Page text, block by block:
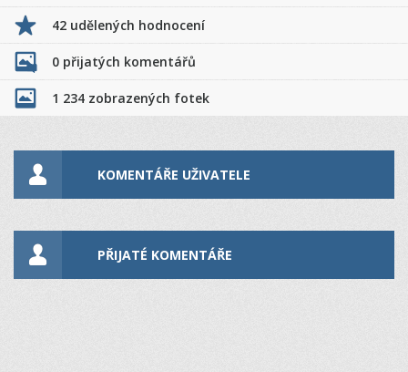
42 udělených hodnocení
0 přijatých komentářů
1 234 zobrazených fotek
KOMENTÁŘE UŽIVATELE
PŘIJATÉ KOMENTÁŘE